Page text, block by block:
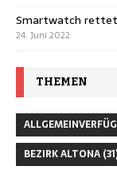
Smartwatch rettet
24. Juni 2022
THEMEN
BEZIRK ALTONA